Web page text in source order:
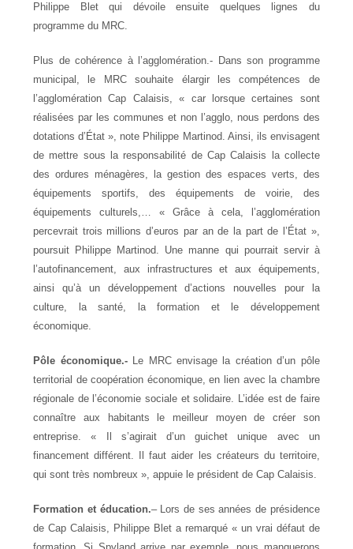
Philippe Blet qui dévoile ensuite quelques lignes du
programme du MRC.
Plus de cohérence à l’agglomération.- Dans son programme
municipal, le MRC souhaite élargir les compétences de
l’agglomération Cap Calaisis, « car lorsque certaines sont
réalisées par les communes et non l’agglo, nous perdons des
dotations d’État », note Philippe Martinod. Ainsi, ils envisagent
de mettre sous la responsabilité de Cap Calaisis la collecte
des ordures ménagères, la gestion des espaces verts, des
équipements sportifs, des équipements de voirie, des
équipements culturels,… « Grâce à cela, l’agglomération
percevrait trois millions d’euros par an de la part de l’État »,
poursuit Philippe Martinod. Une manne qui pourrait servir à
l’autofinancement, aux infrastructures et aux équipements,
ainsi qu’à un développement d’actions nouvelles pour la
culture, la santé, la formation et le développement
économique.
Pôle économique.-Le MRC envisage la création d’un pôle
territorial de coopération économique, en lien avec la chambre
régionale de l’économie sociale et solidaire. L’idée est de faire
connaître aux habitants le meilleur moyen de créer son
entreprise. « Il s’agirait d’un guichet unique avec un
financement différent. Il faut aider les créateurs du territoire,
qui sont très nombreux », appuie le président de Cap Calaisis.
Formation et éducation.– Lors de ses années de présidence
de Cap Calaisis, Philippe Blet a remarqué « un vrai défaut de